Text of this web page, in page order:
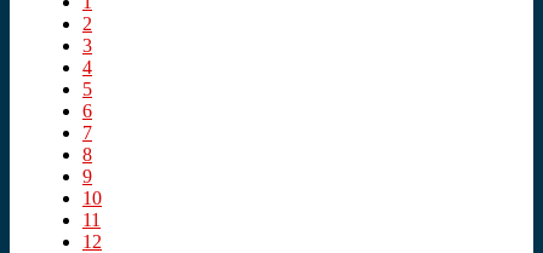
2
3
4
5
6
7
8
9
10
11
12